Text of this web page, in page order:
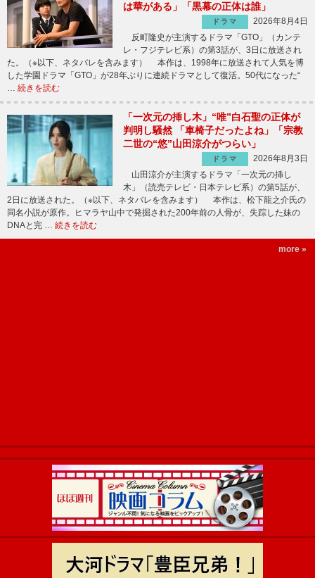
は華がある」「黒幕の正体は誰」
ドラマ
2026年8月4日
反町隆史が主演するドラマ「GTO」（カンテ
レ・フジテレビ系）の第3話が、3日に放送され
た。（※以下、ネタバレを含みます） 本作は、1998年に放送されて人気を博
した学園ドラマ「GTO」が28年ぶりに連続ドラマとして復活。50代になった“
… 続きを読む
「一次元の挿し木」“唯”白石聖の正体が
判明し騒然 「車椅子だったよね」「宗教
二世の“悠”山田涼介がつらい」
ドラマ
2026年8月3日
山田涼介が主演するドラマ「一次元の挿し
木」（読売テレビ・日本テレビ系）の第5話が、
2日に放送された。（※以下、ネタバレを含みます） 本作は、松下龍之介氏の
同名小説が原作。ヒマラヤ山中で発掘された200年前の人骨が、失踪した妹の
DNAと完 … 続きを読む
more »